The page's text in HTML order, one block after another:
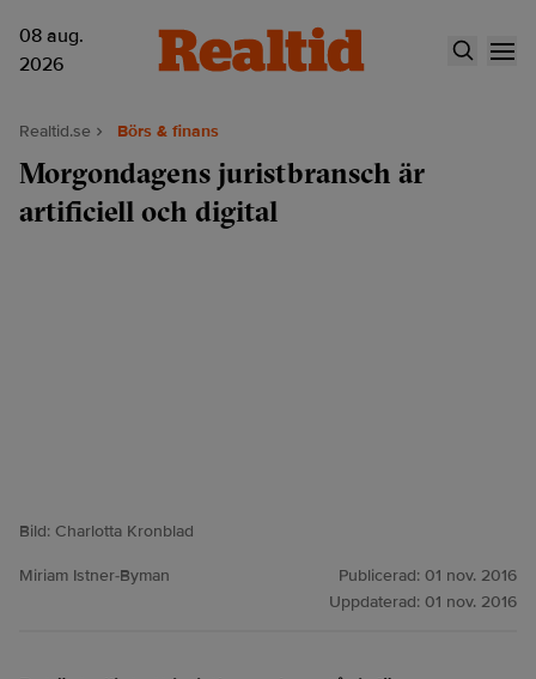
08 aug.
2026
Realtid.se Börs & finans
Morgondagens juristbransch är
artificiell och digital
Bild: Charlotta Kronblad
Miriam Istner-Byman Publicerad: 01 nov. 2016
Uppdaterad: 01 nov. 2016